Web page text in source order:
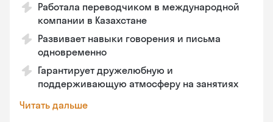
Работала переводчиком в международной
компании в Казахстане
Развивает навыки говорения и письма
одновременно
Гарантирует дружелюбную и
поддерживающую атмосферу на занятиях
Читать дальше